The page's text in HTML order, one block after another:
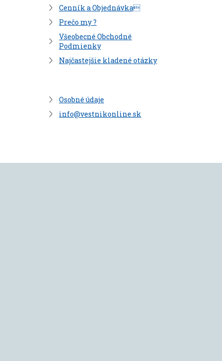
Cenník a Objednávka
Prečo my ?
Všeobecné Obchodné
Podmienky
Najčastejšie kladené otázky
Osobné údaje
info@vestnikonline.sk